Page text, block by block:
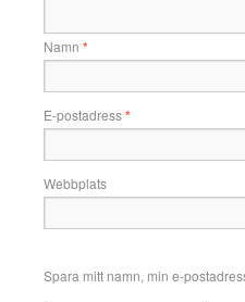
Namn *
E-postadress*
Webbplats
Spara mitt namn, min e-